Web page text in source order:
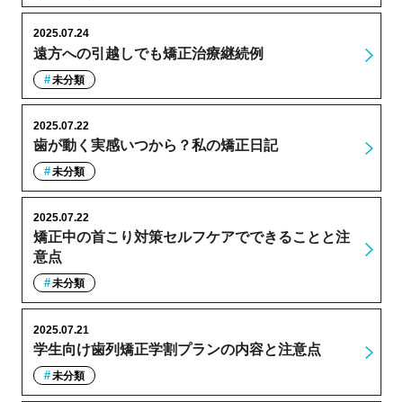
遠方への引越しでも矯正治療継続例
2025.07.24
未分類
歯が動く実感いつから？私の矯正日記
2025.07.22
未分類
矯正中の首こり対策セルフケアでできることと注
意点
2025.07.22
未分類
学生向け歯列矯正学割プランの内容と注意点
2025.07.21
未分類